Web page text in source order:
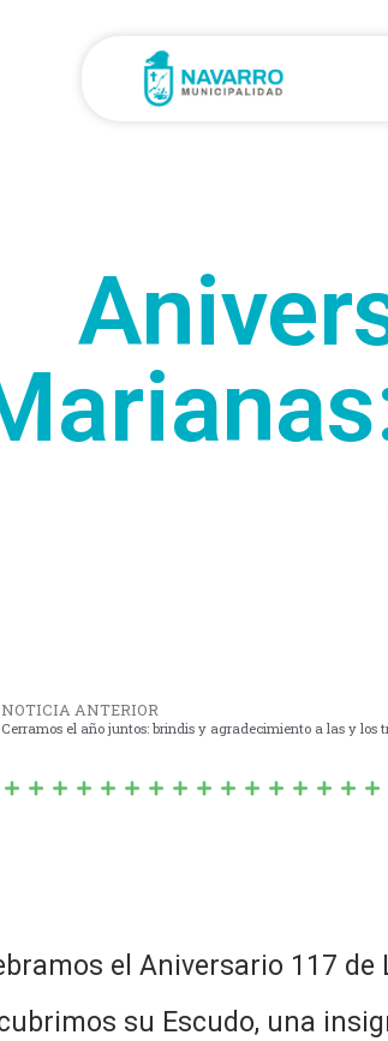
NOTICIA ANTERIOR
Cerramos el año juntos: brindis y agradecimiento a las y los
el Aniversario 117
su Escudo, una